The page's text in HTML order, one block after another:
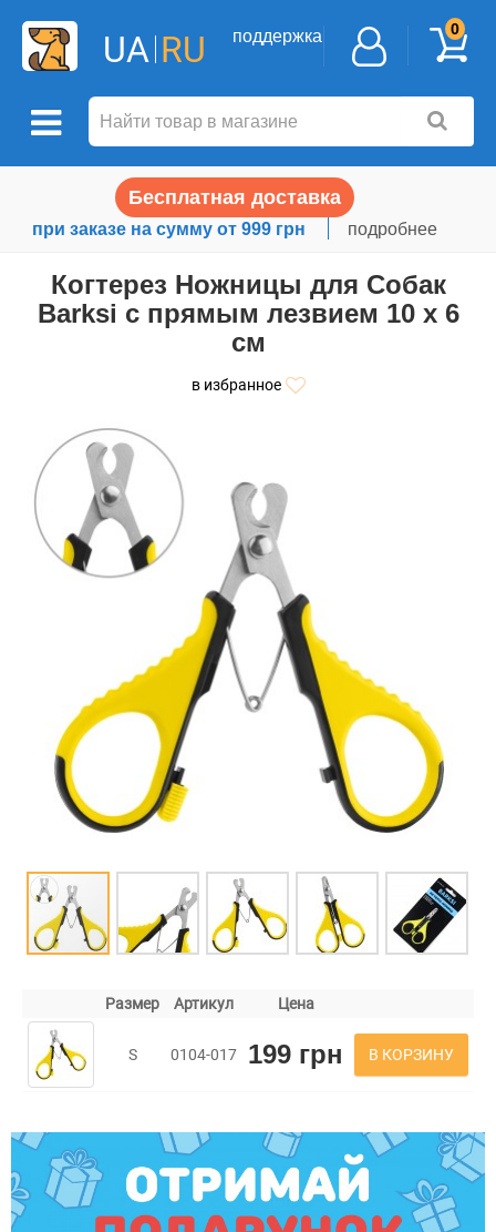
UA RU поддержка 0
Бесплатная доставка
при заказе на сумму от 999 грн подробнее
Когтерез Ножницы для Собак
Barksi с прямым лезвием 10 х 6
см
в избранное
Размер Артикул Цена
S 0104-017 199 грн В КОРЗИНУ